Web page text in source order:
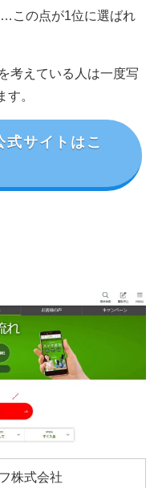
この点が1位に選ばれ
考えている人は一度写
す。
サイトはこ
株式会社